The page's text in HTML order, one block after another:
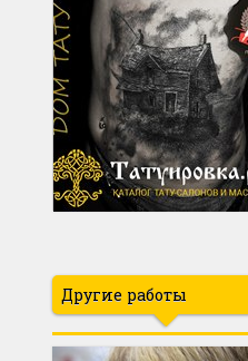
Другие работы